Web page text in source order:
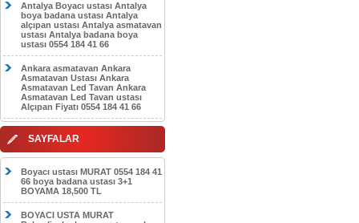
Antalya Boyacı ustası Antalya
boya badana ustası Antalya
alçıpan ustası Antalya asmatavan
ustası Antalya badana boya
ustası 0554 184 41 66
Ankara asmatavan Ankara
Asmatavan Ustası Ankara
Asmatavan Led Tavan Ankara
Asmatavan Led Tavan ustası
Alçıpan Fiyatı 0554 184 41 66
SAYFALAR
Boyacı ustası MURAT 0554 184 41
66 boya badana ustası 3+1
BOYAMA 18,500 TL
BOYACI USTA MURAT